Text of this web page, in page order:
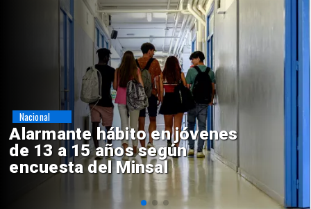
Aprueban creación del Parque
Sebastián Piñera con inversión
de $4 mil millones
Regiones